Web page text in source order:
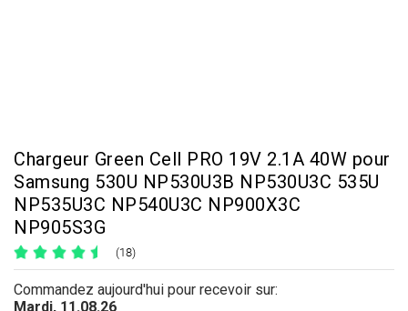
Chargeur Green Cell PRO 19V 2.1A 40W pour
Samsung 530U NP530U3B NP530U3C 535U
NP535U3C NP540U3C NP900X3C
NP905S3G
(18)
Commandez aujourd'hui pour recevoir sur:
Mardi, 11.08.26